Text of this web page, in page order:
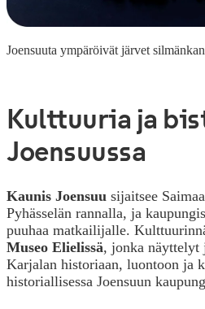
Joensuuta ympäröivät järvet
Kulttuuria ja
Joensuussa
Kaunis Joensuu sijaitsee
Pyhässelän rannalla, ja
puuhaa matkailijalle.
Museo Elielissä, jonka näyttelyt
Karjalan historiaan, luontoon ja
historiallisessa Joensuun